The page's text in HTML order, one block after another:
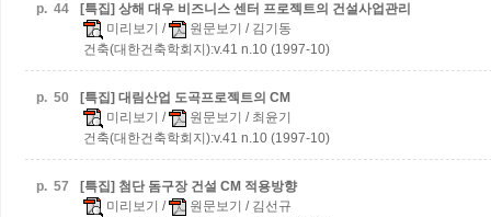
p. 44
[특집] 상해 대우 비즈니스 센터 프로젝트의 건설사업관리
미리보기 / 원문보기 / 김기동
건축(대한건축학회지):v.41 n.10 (1997-10)
p. 50
[특집] 대림산업 도곡프로젝트의 CM
미리보기 / 원문보기 / 최윤기
건축(대한건축학회지):v.41 n.10 (1997-10)
p. 57
[특집] 첨단 돔구장 건설 CM 적용방향
미리보기 / 원문보기 / 김선규